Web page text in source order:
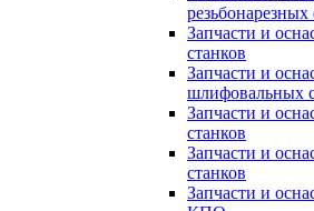
резьбонарезных
Запчасти и
станков
Запчасти и
шлифовальных
Запчасти и
станков
Запчасти и
станков
Запчасти и